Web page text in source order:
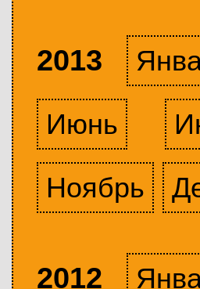
2013
Июнь
Ноябрь
2012